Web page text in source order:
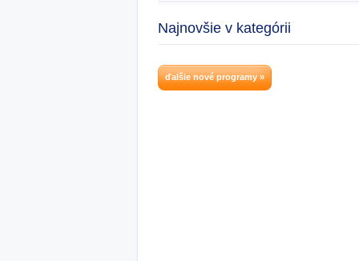
Najnovšie v kategórii
ďalšie nové programy »